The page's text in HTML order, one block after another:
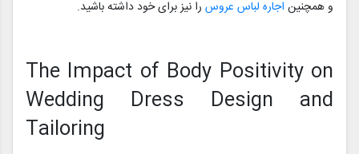
و همچنین اجاره لباس عروس را نیز برای خود داشته باشید.
The Impact of Body Positivity on
Wedding Dress Design and
Tailoring